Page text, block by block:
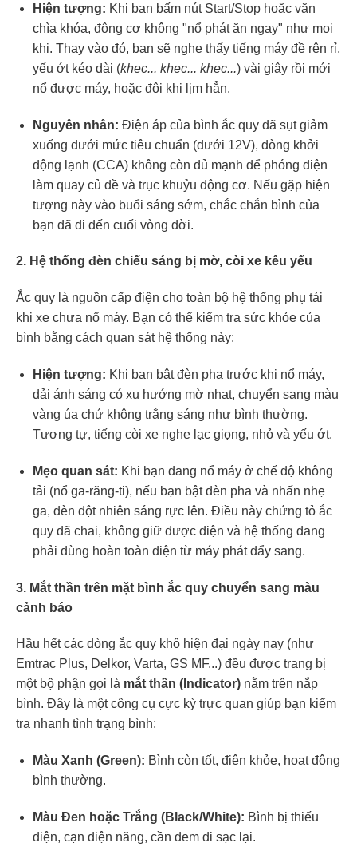
Hiện tượng: Khi bạn bấm nút Start/Stop hoặc vặn
chìa khóa, động cơ không "nổ phát ăn ngay" như mọi
khi. Thay vào đó, bạn sẽ nghe thấy tiếng máy đề rên rỉ,
yếu ớt kéo dài (khẹc... khẹc... khẹc...) vài giây rồi mới
nổ được máy, hoặc đôi khi lịm hẳn.
Nguyên nhân: Điện áp của bình ắc quy đã sụt giảm
xuống dưới mức tiêu chuẩn (dưới 12V), dòng khởi
động lạnh (CCA) không còn đủ mạnh để phóng điện
làm quay củ đề và trục khuỷu động cơ. Nếu gặp hiện
tượng này vào buổi sáng sớm, chắc chắn bình của
bạn đã đi đến cuối vòng đời.
2. Hệ thống đèn chiếu sáng bị mờ, còi xe kêu yếu
Ắc quy là nguồn cấp điện cho toàn bộ hệ thống phụ tải
khi xe chưa nổ máy. Bạn có thể kiểm tra sức khỏe của
bình bằng cách quan sát hệ thống này:
Hiện tượng: Khi bạn bật đèn pha trước khi nổ máy,
dải ánh sáng có xu hướng mờ nhạt, chuyển sang màu
vàng úa chứ không trắng sáng như bình thường.
Tương tự, tiếng còi xe nghe lạc giọng, nhỏ và yếu ớt.
Mẹo quan sát: Khi bạn đang nổ máy ở chế độ không
tải (nổ ga-răng-ti), nếu bạn bật đèn pha và nhấn nhẹ
ga, đèn đột nhiên sáng rực lên. Điều này chứng tỏ ắc
quy đã chai, không giữ được điện và hệ thống đang
phải dùng hoàn toàn điện từ máy phát đẩy sang.
3. Mắt thần trên mặt bình ắc quy chuyển sang màu
cảnh báo
Hầu hết các dòng ắc quy khô hiện đại ngày nay (như
Emtrac Plus, Delkor, Varta, GS MF...) đều được trang bị
một bộ phận gọi là mắt thần (Indicator) nằm trên nắp
bình. Đây là một công cụ cực kỳ trực quan giúp bạn kiểm
tra nhanh tình trạng bình:
Màu Xanh (Green): Bình còn tốt, điện khỏe, hoạt động
bình thường.
Màu Đen hoặc Trắng (Black/White): Bình bị thiếu
điện, cạn điện năng, cần đem đi sạc lại.